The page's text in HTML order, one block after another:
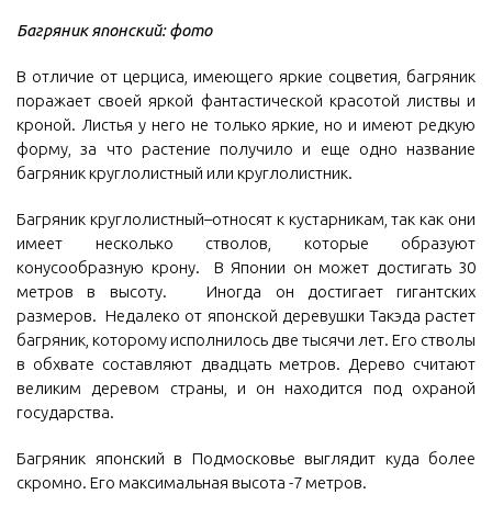
Багряник японский: фото
В отличие от церциса, имеющего яркие соцветия, багряник
поражает своей яркой фантастической красотой листвы и
кроной. Листья у него не только яркие, но и имеют редкую
форму, за что растение получило и еще одно название
багряник круглолистный или круглолистник.
Багряник круглолистный–относят к кустарникам, так как они
имеет несколько стволов, которые образуют
конусообразную крону. В Японии он может достигать 30
метров в высоту. Иногда он достигает гигантских
размеров. Недалеко от японской деревушки Такэда растет
багряник, которому исполнилось две тысячи лет. Его стволы
в обхвате составляют двадцать метров. Дерево считают
великим деревом страны, и он находится под охраной
государства.
Багряник японский в Подмосковье выглядит куда более
скромно. Его максимальная высота -7 метров.